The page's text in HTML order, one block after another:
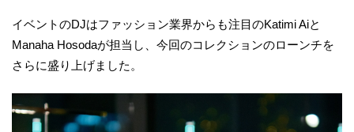
イベントのDJはファッション業界からも注目のKatimi Aiと
Manaha Hosodaが担当し、今回のコレクションのローンチを
さらに盛り上げました。